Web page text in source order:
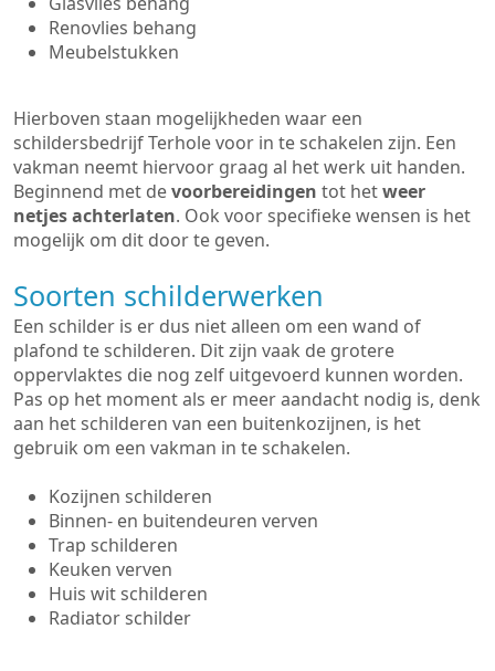
Renovlies behang
Meubelstukken
Hierboven staan mogelijkheden waar een
schildersbedrijf Terhole voor in te schakelen zijn. Een
vakman neemt hiervoor graag al het werk uit handen.
Beginnend met devoorbereidingen tot hetweer
netjes achterlaten. Ook voor specifieke wensen is het
mogelijk om dit door te geven.
Soorten schilderwerken
Een schilder is er dus niet alleen om een wand of
plafond te schilderen. Dit zijn vaak de grotere
oppervlaktes die nog zelf uitgevoerd kunnen worden.
Pas op het moment als er meer aandacht nodig is, denk
aan het schilderen van een buitenkozijnen, is het
gebruik om een vakman in te schakelen.
Kozijnen schilderen
Binnen- en buitendeuren verven
Trap schilderen
Keuken verven
Huis wit schilderen
Radiator schilder